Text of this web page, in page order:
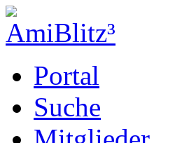
Portal
Suche